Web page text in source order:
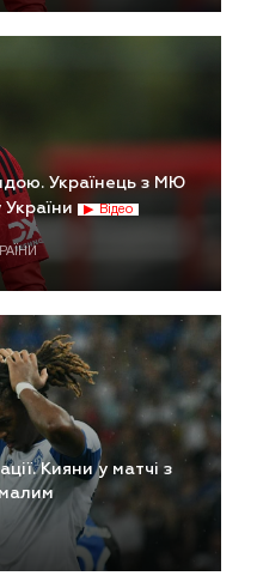
Українець з МЮ
України
Відео
Кияни у матчі з